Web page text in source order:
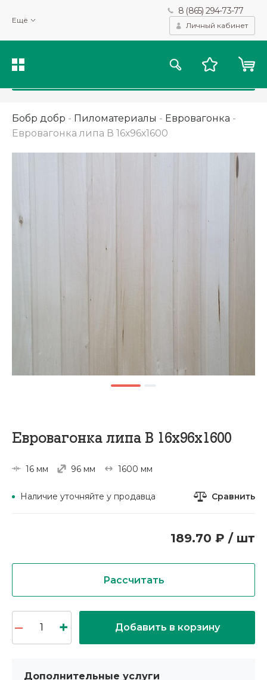
Ещё
8 (865) 294-73-77
Личный кабинет
Бобр добр - Пиломатериалы - Евровагонка -
Евровагонка липа В 16х96х1600
Евровагонка липа В 16х96х1600
16 мм 96 мм 1600 мм
Наличие уточняйте у продавца Сравнить
189.70 ₽ / шт
Рассчитать
Добавить в корзину
Дополнительные услуги
Мы используем файлы cookie и другие подобные технологии
для получения данных с целью сбора статистики, повышения
качества рекомендаций и предоставления вам возможности
персонализированного просмотра.Подробнее